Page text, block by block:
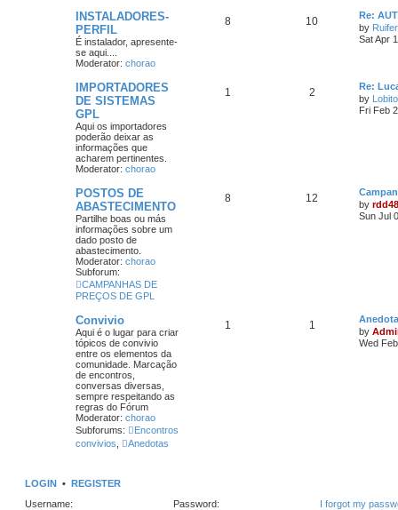
INSTALADORES-
PERFIL
É instalador, apresente-
se aqui....
Moderator: chorao
8 10
Re:
by
Sat Apr
IMPORTADORES
DE SISTEMAS
GPL
Aqui os importadores
poderão deixar as
informações que
acharem pertinentes.
Moderator: chorao
1 2
Re:
by Lobito
Fri Feb
POSTOS DE
ABASTECIMENTO
Partilhe boas ou más
informações sobre um
dado posto de
abastecimento.
Moderator: chorao
Subforum:
CAMPANHAS DE
PREÇOS DE GPL
8 12
by
Sun Jul
Convivio
Aqui é o lugar para criar
tópicos de convivio
entre os elementos da
comunidade. Marcação
de encontros,
conversas diversas,
sempre respeitando as
regras do Fórum
Moderator: chorao
Subforums:
Encontros
convivios
Anedotas
1 1
by
Wed
LOGIN • REGISTER
Username:
Password: I forgot my